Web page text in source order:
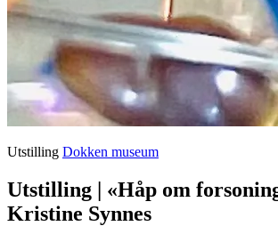
Utstilling Dokken museum
Utstilling | «Håp om
Kristine Synnes